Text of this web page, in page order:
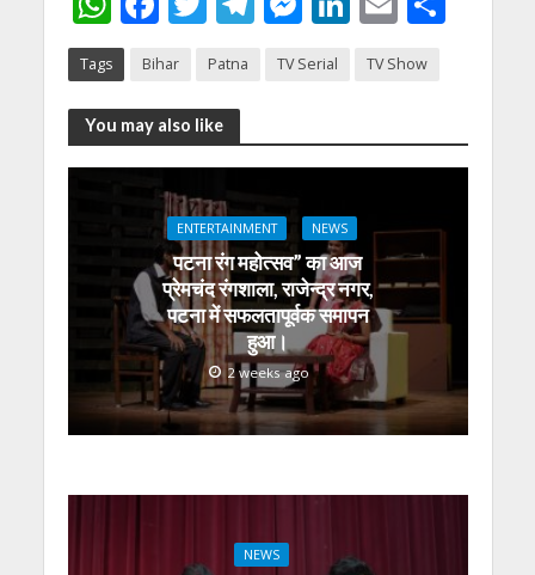
h
at
s
A
e
b
o
o
k
itt
er
a
ss
n
er
k
dI
ai
Tags Bihar Patna TV Serial TV Show
You may also like
ENTERTAINMENT NEWS
पटना रंग महोत्सव” का आज
प्रेमचंद रंगशाला, राजेन्द्र नगर,
पटना में सफलतापूर्वक समापन
हुआ।
2 weeks ago
NEWS